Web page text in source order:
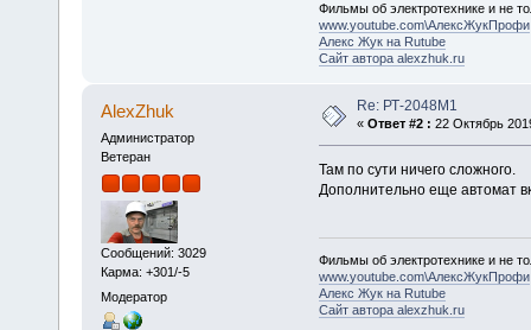
Фильмы об электротехнике и не
www.youtube.com\АлексЖукПрофи
Алекс Жук на Rutube
Сайт автора alexzhuk.ru
AlexZhuk
Администратор
Ветеран
Сообщений: 3029
Карма: +301/-5
Модератор
Re: РТ-2048М1
« Ответ #2 : 22 Октябрь
Там по сути ничего сложного.
Дополнительно еще автомат
Фильмы об электротехнике и не
www.youtube.com\АлексЖукПрофи
Алекс Жук на Rutube
Сайт автора alexzhuk.ru